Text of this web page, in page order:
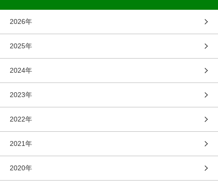
2026年
2025年
2024年
2023年
2022年
2021年
2020年